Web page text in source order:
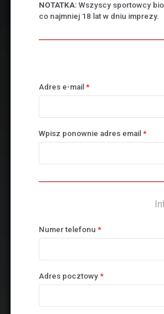
NOTATKA: Wszyscy sportowcy
co najmniej 18 lat w dniu imprezy.
Adres e-mail *
Wpisz ponownie adres email *
Numer telefonu *
Adres pocztowy *